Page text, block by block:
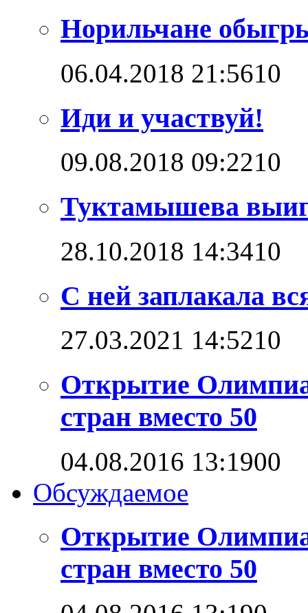
Норильчане
06.04.2018 21:5610
Иди и участвуй!
09.08.2018 09:2210
Туктамышева
28.10.2018 14:3410
С ней заплакала
27.03.2021 14:5210
Открытие
стран вместо 50
04.08.2016 13:1900
Обсуждаемое
Открытие
стран вместо 50